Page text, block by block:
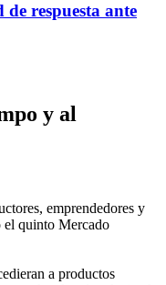
respuesta ante
y al
emprendedores y
el quinto Mercado
a productos